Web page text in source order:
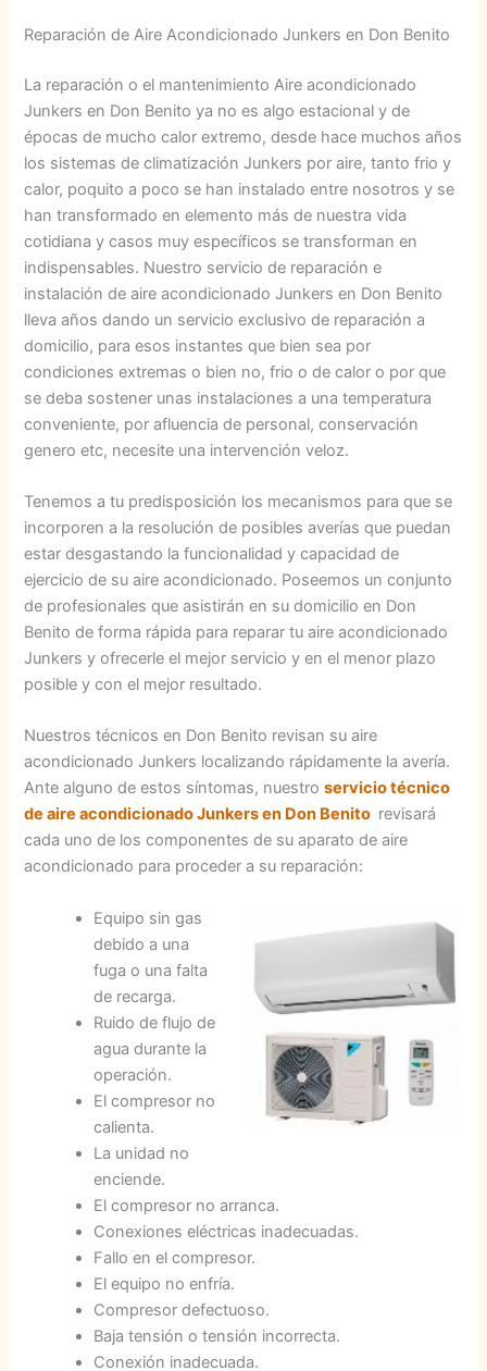
Reparación de Aire Acondicionado Junkers en Don Benito
La reparación o el mantenimiento Aire acondicionado
Junkers en Don Benito ya no es algo estacional y de
épocas de mucho calor extremo, desde hace muchos años
los sistemas de climatización Junkers por aire, tanto frio y
calor, poquito a poco se han instalado entre nosotros y se
han transformado en elemento más de nuestra vida
cotidiana y casos muy específicos se transforman en
indispensables. Nuestro servicio de reparación e
instalación de aire acondicionado Junkers en Don Benito
lleva años dando un servicio exclusivo de reparación a
domicilio, para esos instantes que bien sea por
condiciones extremas o bien no, frio o de calor o por que
se deba sostener unas instalaciones a una temperatura
conveniente, por afluencia de personal, conservación
genero etc, necesite una intervención veloz.
Tenemos a tu predisposición los mecanismos para que se
incorporen a la resolución de posibles averías que puedan
estar desgastando la funcionalidad y capacidad de
ejercicio de su aire acondicionado. Poseemos un conjunto
de profesionales que asistirán en su domicilio en Don
Benito de forma rápida para reparar tu aire acondicionado
Junkers y ofrecerle el mejor servicio y en el menor plazo
posible y con el mejor resultado.
Nuestros técnicos en Don Benito revisan su aire
acondicionado Junkers localizando rápidamente la avería.
Ante alguno de estos síntomas, nuestroservicio técnico
de aire acondicionado Junkers en Don Benito revisará
cada uno de los componentes de su aparato de aire
acondicionado para proceder a su reparación:
Equipo sin gas
debido a una
fuga o una falta
de recarga.
Ruido de flujo de
agua durante la
operación.
El compresor no
calienta.
La unidad no
enciende.
El compresor no arranca.
Conexiones eléctricas inadecuadas.
Fallo en el compresor.
El equipo no enfría.
Compresor defectuoso.
Baja tensión o tensión incorrecta.
Conexión inadecuada.